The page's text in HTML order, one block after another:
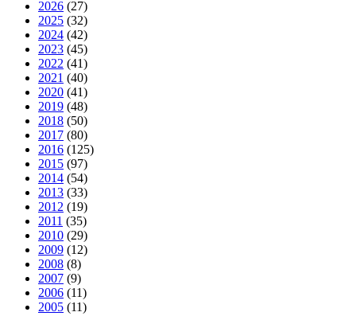
2026 (27)
2025 (32)
2024 (42)
2023 (45)
2022 (41)
2021 (40)
2020 (41)
2019 (48)
2018 (50)
2017 (80)
2016 (125)
2015 (97)
2014 (54)
2013 (33)
2012 (19)
2011 (35)
2010 (29)
2009 (12)
2008 (8)
2007 (9)
2006 (11)
2005 (11)